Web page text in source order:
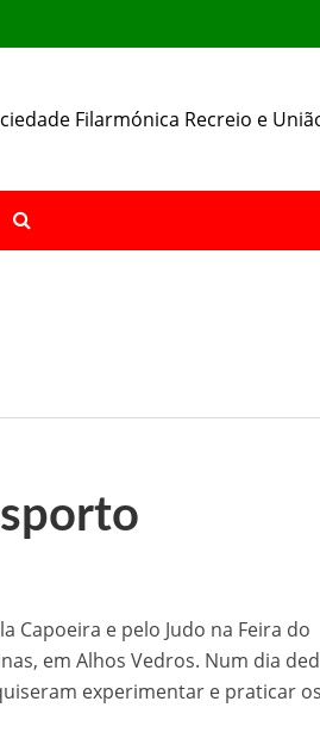
Filarmónica Recreio e
2 agosto – 21:30h – Sede
Capoeira e pelo Judo na Feira do
em Alhos Vedros. Num dia
experimentar e praticar os